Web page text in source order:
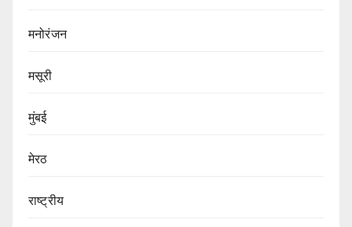
मनोरंजन
मसूरी
मुंबई
मेरठ
राष्ट्रीय